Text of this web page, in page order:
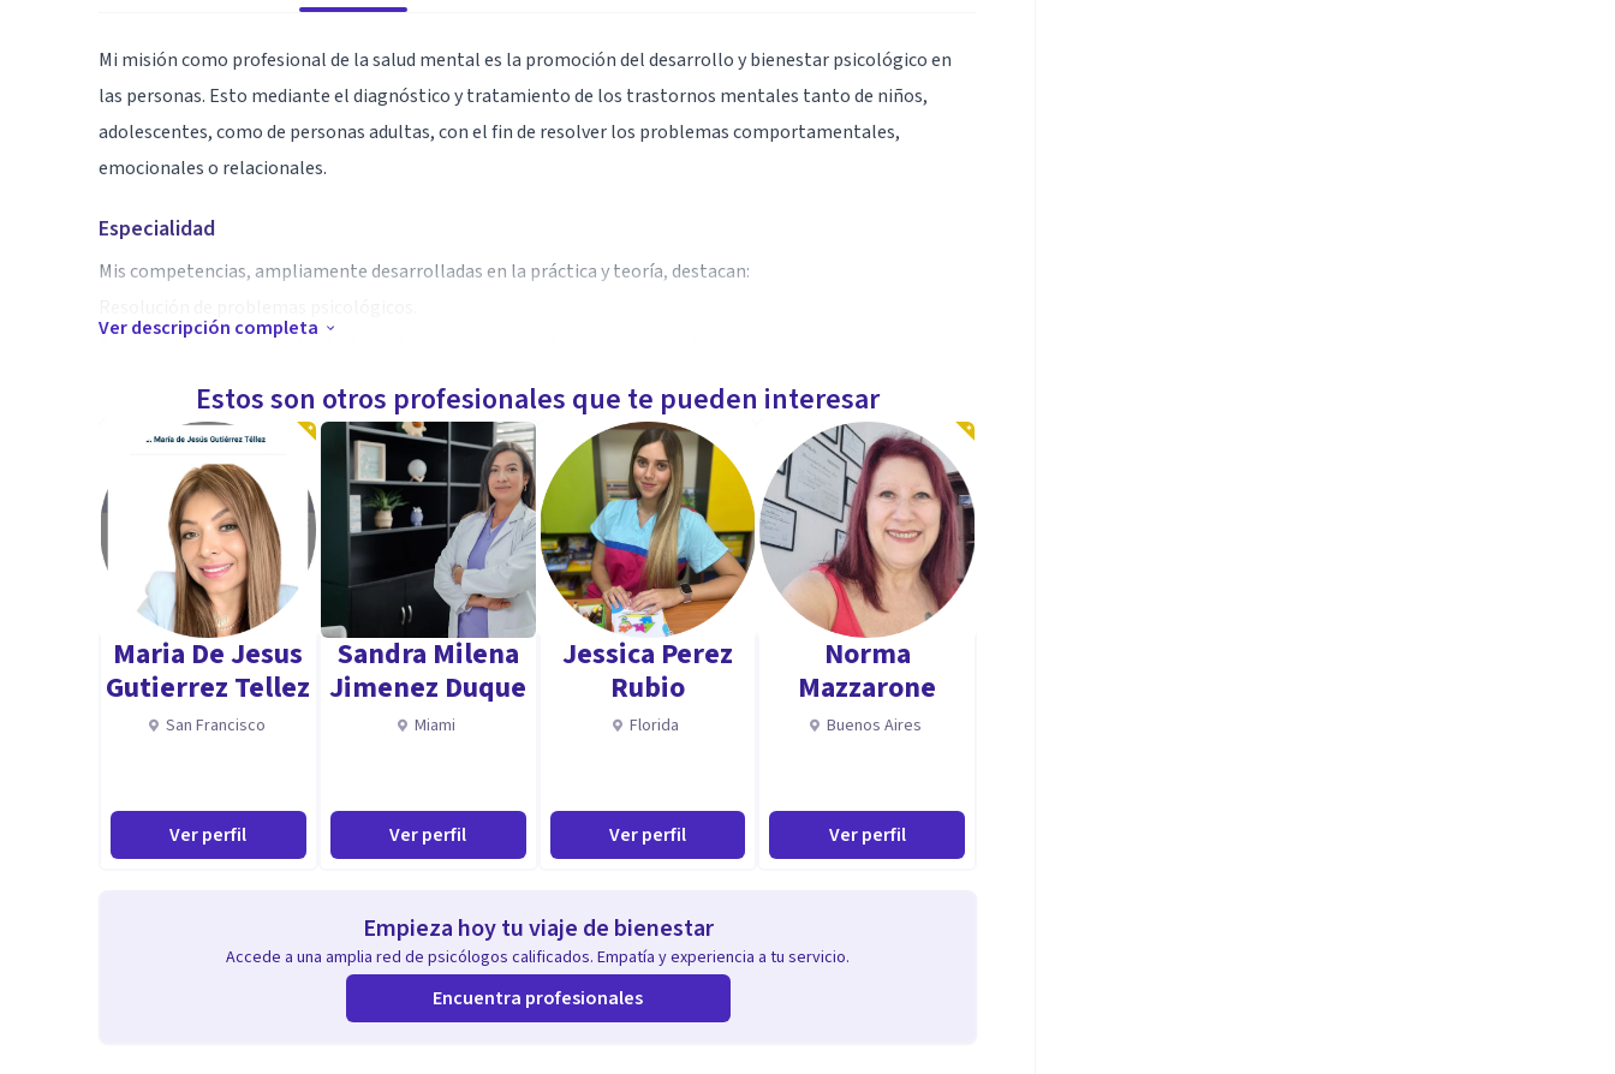
Mi misión como profesional de la salud mental es la promoción del desarrollo y bienestar psicológico en
las personas. Esto mediante el diagnóstico y tratamiento de los trastornos mentales tanto de niños,
adolescentes, como de personas adultas, con el fin de resolver los problemas comportamentales,
emocionales o relacionales.
Especialidad
Mis competencias, ampliamente desarrolladas en la práctica y teoría, destacan:
Análisis y explicación de los factores biológicos, conductuales y sociales de la funcionalidad psicológica.
Aptitudes
He desarrollado aptitudes para el bienestar psicológico basado en aptitudes como la prevención,
promoción, evaluación, diagnóstico, rehabilitación e intervención en la salud mental.
Ver descripción completa
Estos son otros profesionales que te pueden interesar
Maria De Jesus
Gutierrez Tellez
San Francisco
Ver perfil
Sandra Milena
Jimenez Duque
Miami
Ver perfil
Jessica Perez
Rubio
Florida
Ver perfil
Norma
Mazzarone
Buenos Aires
Ver perfil
Empieza hoy tu viaje de bienestar
Accede a una amplia red de psicólogos calificados. Empatía y experiencia a tu servicio.
Encuentra profesionales